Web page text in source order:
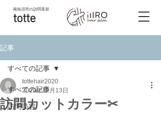
南魚沼市の訪問美容
totte
記事
すべての記事
訪問美容
すべての記事
訪問カットカラー✂︎
tottehair2020
2020年12月13日